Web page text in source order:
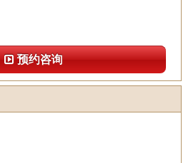
预约咨询